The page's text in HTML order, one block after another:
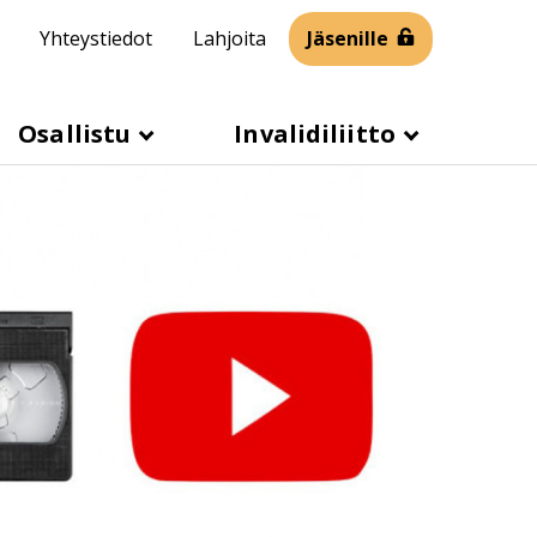
Yhteystiedot Lahjoita Jäsenille
Osallistu Invalidiliitto